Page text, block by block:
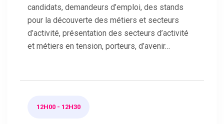
candidats, demandeurs d’emploi, des stands
pour la découverte des métiers et secteurs
d’activité, présentation des secteurs d’activité
et métiers en tension, porteurs, d’avenir…
12H00 - 12H30